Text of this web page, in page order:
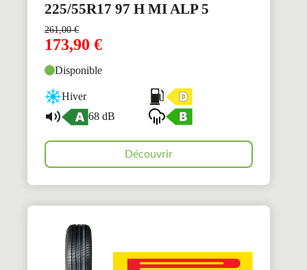
225/55R17 97 H MI ALP 5
261,00€
173,90 €
Disponible
Hiver
68 dB
Découvrir